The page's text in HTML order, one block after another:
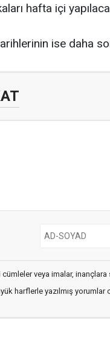
hafta içi
ise daha
veya imalar, inançlara
harflerle yazılmış yorumlar